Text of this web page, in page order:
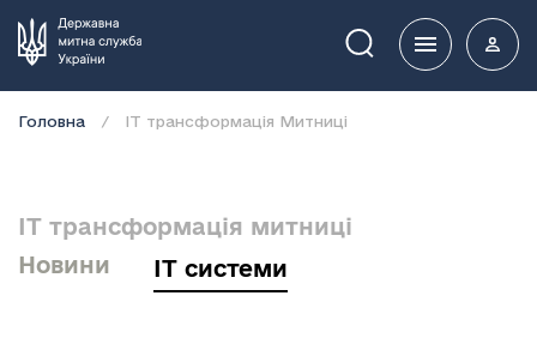
Пошук
Головна IT трансформація Митниці
IT трансформація митниці
Новини
IT системи